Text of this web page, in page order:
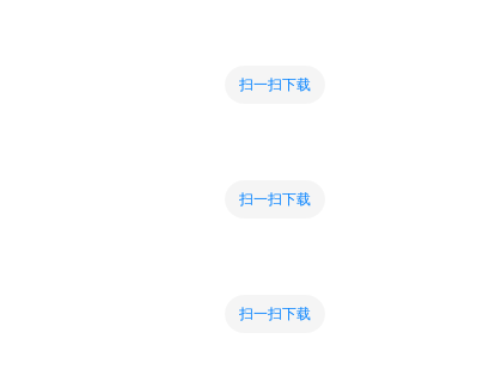
扫一扫下载
扫一扫下载
扫一扫下载